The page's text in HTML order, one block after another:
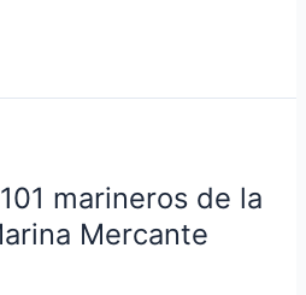
marineros de la
Mercante